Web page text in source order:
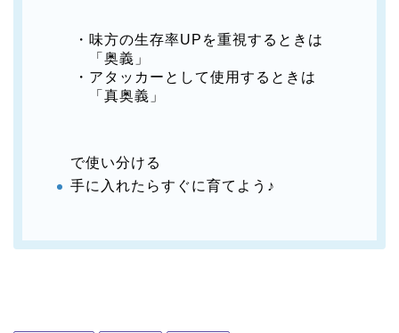
・味方の生存率UPを重視するときは
「奥義」
・アタッカーとして使用するときは
「真奥義」
で使い分ける
手に入れたらすぐに育てよう♪